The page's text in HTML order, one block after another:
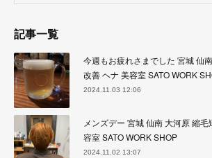
記事一覧
今週もお疲れさまでした 宮城 仙
改善 ヘナ 美容室 SATO WORK
2024.11.03 12:06
メンズデー 宮城 仙南 大河原 縮
容室 SATO WORK SHOP
2024.11.02 13:07